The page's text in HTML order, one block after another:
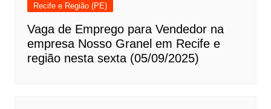
Recife e Região (PE)
Vaga de Emprego para Vendedor na
empresa Nosso Granel em Recife e
região nesta sexta (05/09/2025)